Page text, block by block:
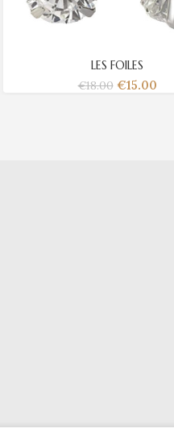
LES FOILES
€18.00 €15.00